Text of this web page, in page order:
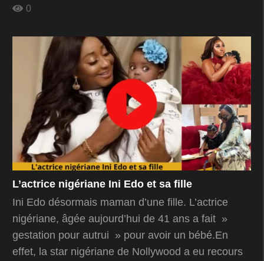
0
L’actrice nigériane Ini Edo et sa fille
Ini Edo désormais maman d’une fille. L’actrice
nigériane, âgée aujourd’hui de 41 ans a fait »
gestation pour autrui » pour avoir un bébé.En
effet, la star nigériane de Nollywood a eu recours